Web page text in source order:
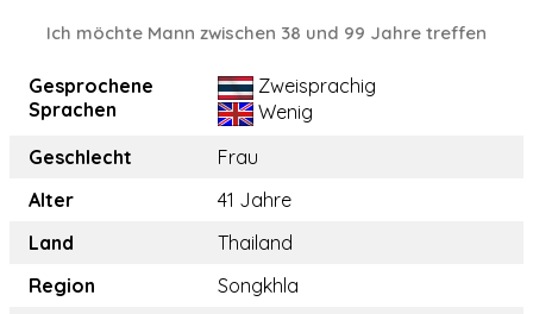
Ich möchte Mann zwischen 38 und 99 Jahre treffen
Gesprochene
Sprachen
Zweisprachig
Wenig
Geschlecht
Frau
Alter
41 Jahre
Land
Thailand
Region
Songkhla